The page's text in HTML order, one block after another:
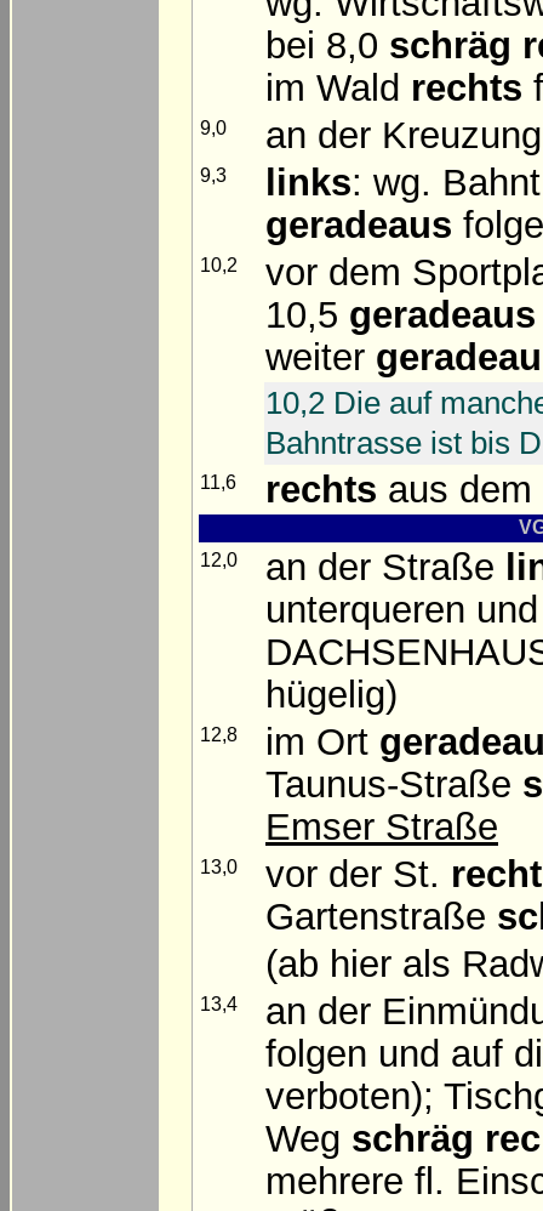
bei 8,0 schräg
im Wald rechts
9,0 an der
9,3 links: wg.
geradeaus
10,2
vor dem
10,5 geradeaus
weiter
10,2 Die auf
Bahntrasse ist bis
11,6 rechts aus
12,0
an der Straße
unterqueren
hügelig)
12,8 im Ort
Taunus-Straße
Emser Straße
13,0 vor der St.
Gartenstraße
(ab hier als
13,4
an der
folgen und auf
verboten);
Weg schräg
mehrere fl.